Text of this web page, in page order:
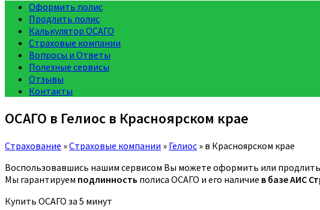
Оформить полис
Продлить полис
Калькулятор ОСАГО
Страховые компании
Вопросы и Ответы
Полезные сервисы
Отзывы
Контакты
ОСАГО в Гелиос в Красноярском крае
Страхование »Страховые компании » Гелиос » в Красноярском крае
Воспользовавшись нашим сервисом Вы можете оформить или
Мы гарантируем подлинность полиса ОСАГО и его наличие в базе АИС
Купить ОСАГО за 5 минут